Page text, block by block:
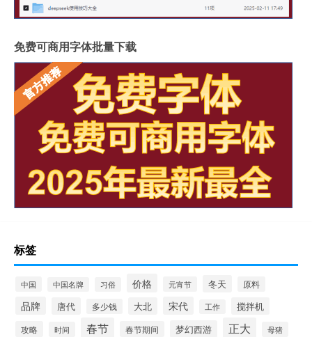
免费可商用字体批量下载
标签
中国 中国名牌 习俗 价格 元宵节 冬天 原料
品牌 唐代 多少钱 大北 宋代 工作 搅拌机
攻略 时间 春节 春节期间 梦幻西游 正大 母猪